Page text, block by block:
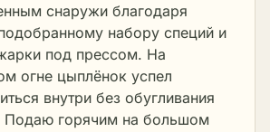
снаружи благодаря
набору специй и
под прессом. На
огне цыплёнок успел
внутри без обугливания
Подаю горячим на большом